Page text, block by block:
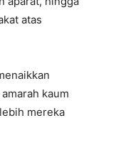
atas
kaum
mereka